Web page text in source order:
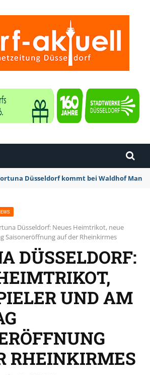
Düsseldorf kommt bei Waldhof
Düsseldorf: Neues Heimtrikot, neue
Saisoneröffnung auf der Rheinkirmes
DÜSSELDORF:
UND AM
RHEINKIRMES